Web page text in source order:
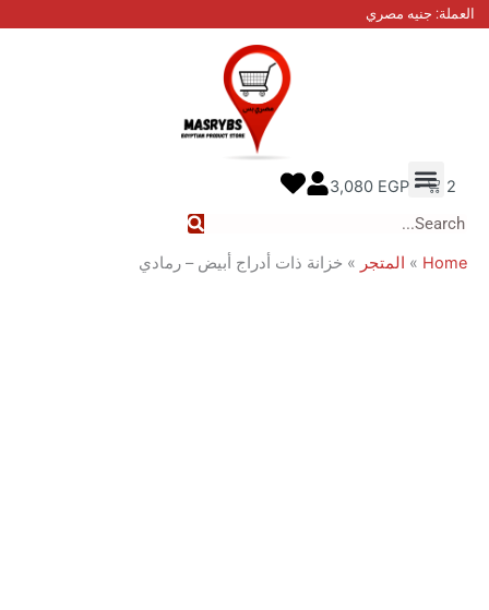
مصري
3,080 EGP
المتجر» خزانة ذات أدراج أبيض – رمادي